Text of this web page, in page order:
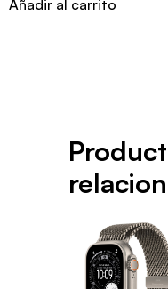
Añadir al carrito